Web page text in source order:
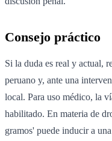
Consejo práctico
Si la duda es real y actual,
peruano y, ante una
local. Para uso médico, la
habilitado. En materia de
gramos' puede inducir a